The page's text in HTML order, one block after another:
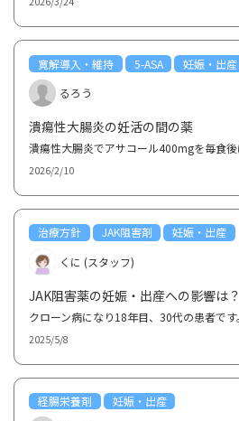
寛解導入・維持 5-ASA
妊娠・出産
るろう
潰瘍性大腸炎の妊活の間の薬
2026/2/10
治療方針 JAK阻害剤
妊娠・出産
くに (スタッフ)
JAK阻害薬の妊娠・出産への影響は？
2025/5/8
経腸栄養剤
妊娠・出産